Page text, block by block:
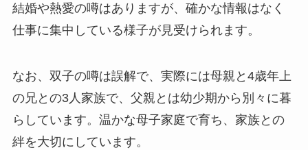
結婚や熱愛の噂はありますが、確かな情報はなく
仕事に集中している様子が見受けられます。
なお、双子の噂は誤解で、実際には母親と4歳年上
の兄との3人家族で、父親とは幼少期から別々に暮
らしています。温かな母子家庭で育ち、家族との
絆を大切にしています。